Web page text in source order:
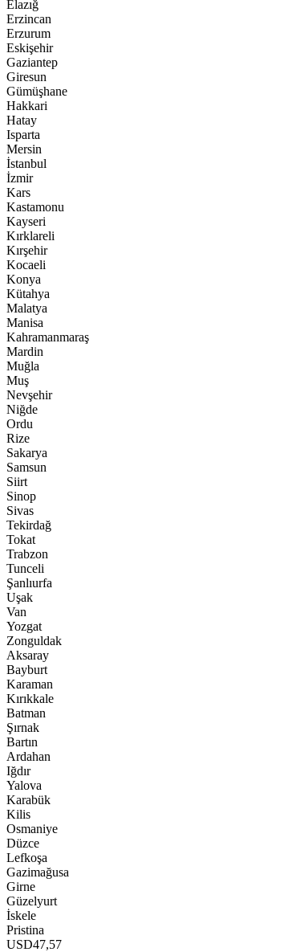
Elazığ
Erzincan
Erzurum
Eskişehir
Gaziantep
Giresun
Gümüşhane
Hakkari
Hatay
Isparta
Mersin
İstanbul
İzmir
Kars
Kastamonu
Kayseri
Kırklareli
Kırşehir
Kocaeli
Konya
Kütahya
Malatya
Manisa
Kahramanmaraş
Mardin
Muğla
Muş
Nevşehir
Niğde
Ordu
Rize
Sakarya
Samsun
Siirt
Sinop
Sivas
Tekirdağ
Tokat
Trabzon
Tunceli
Şanlıurfa
Uşak
Van
Yozgat
Zonguldak
Aksaray
Bayburt
Karaman
Kırıkkale
Batman
Şırnak
Bartın
Ardahan
Iğdır
Yalova
Karabük
Kilis
Osmaniye
Düzce
Lefkoşa
Gazimağusa
Girne
Güzelyurt
İskele
Pristina
USD47,57